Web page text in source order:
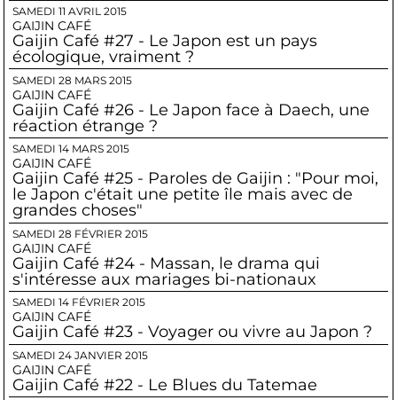
SAMEDI 11 AVRIL 2015
GAIJIN CAFÉ
Gaijin Café #27 - Le Japon est un pays
écologique, vraiment ?
SAMEDI 28 MARS 2015
GAIJIN CAFÉ
Gaijin Café #26 - Le Japon face à Daech, une
réaction étrange ?
SAMEDI 14 MARS 2015
GAIJIN CAFÉ
Gaijin Café #25 - Paroles de Gaijin : "Pour moi,
le Japon c'était une petite île mais avec de
grandes choses"
SAMEDI 28 FÉVRIER 2015
GAIJIN CAFÉ
Gaijin Café #24 - Massan, le drama qui
s'intéresse aux mariages bi-nationaux
SAMEDI 14 FÉVRIER 2015
GAIJIN CAFÉ
Gaijin Café #23 - Voyager ou vivre au Japon ?
SAMEDI 24 JANVIER 2015
GAIJIN CAFÉ
Gaijin Café #22 - Le Blues du Tatemae